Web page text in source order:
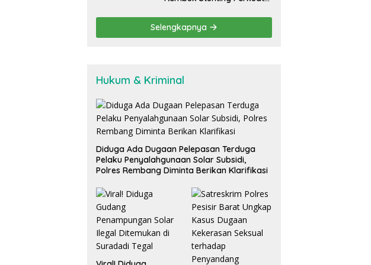
Stunting, Dan Salurkan
BLT-DD Tahap Kedua
Selengkapnya
Hukum & Kriminal
Diduga Ada Dugaan Pelepasan Terduga
Pelaku Penyalahgunaan Solar Subsidi,
Polres Rembang Diminta Berikan Klarifikasi